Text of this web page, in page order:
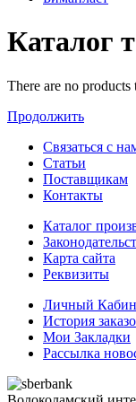
Каталог
There are no products
Продолжить
Связаться с
Статьи
Поставщикам
Контакты
Каталог
Карта сайта
Реквизиты
Личный
История
Мои Закладки
Рассылка